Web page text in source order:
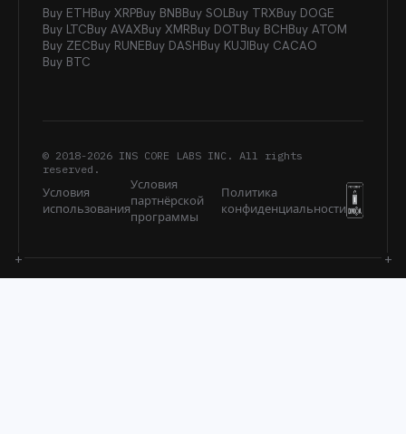
Buy ETHBuy XRPBuy BNBBuy SOLBuy TRXBuy DOGE
Buy LTCBuy AVAXBuy XMRBuy DOTBuy BCHBuy ATOM
Buy ZECBuy RUNEBuy DASHBuy KUJIBuy CACAO
Buy BTC
© 2018-2026 INS CORE LABS INC. All rights
reserved.
Условия
использования
Условия
партнёрской
программы
Политика
конфиденциальности